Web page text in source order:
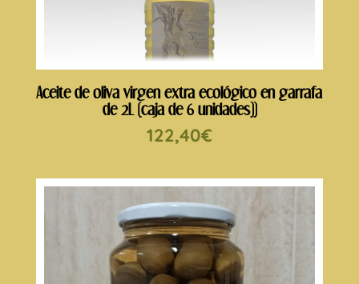
Aceite de oliva virgen extra ecológico en garrafa
de 2L (caja de 6 unidades))
122,40€